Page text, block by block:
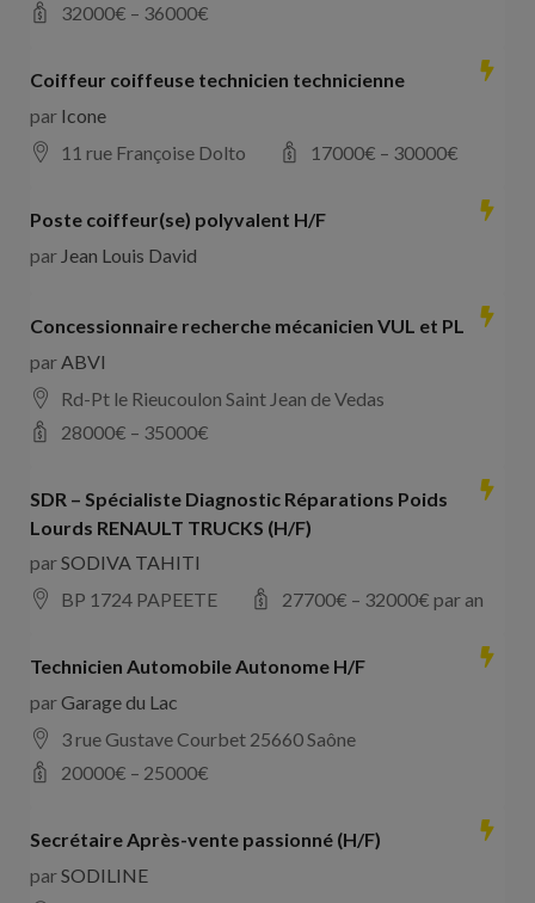
32000€ – 36000€
Coiffeur coiffeuse technicien technicienne
par Icone
11 rue Françoise Dolto
17000€ – 30000€
Poste coiffeur(se) polyvalent H/F
par Jean Louis David
Concessionnaire recherche mécanicien VUL et PL
parABVI
Rd-Pt le Rieucoulon Saint Jean de Vedas
28000€ – 35000€
SDR – Spécialiste Diagnostic Réparations Poids
Lourds RENAULT TRUCKS (H/F)
parSODIVA TAHITI
BP 1724 PAPEETE
27700€ – 32000€ par an
Technicien Automobile Autonome H/F
parGarage du Lac
3 rue Gustave Courbet 25660 Saône
20000€ – 25000€
Secrétaire Après-vente passionné (H/F)
parSODILINE